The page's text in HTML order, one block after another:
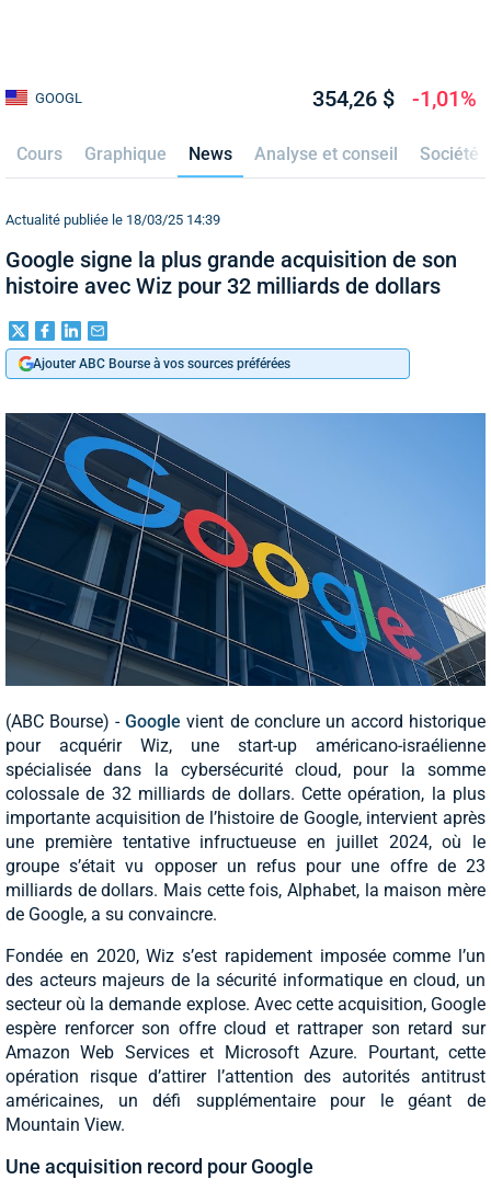
GOOGL 354,26 $ -1,01%
Cours Graphique News Analyse et conseil Société
Actualité publiée le 18/03/25 14:39
Google signe la plus grande acquisition de son
histoire avec Wiz pour 32 milliards de dollars
Ajouter ABC Bourse à vos sources préférées
(ABC Bourse) -Googlevient de conclure un accord historique
pour acquérir Wiz, une start-up américano-israélienne
spécialisée dans la cybersécurité cloud, pour la somme
colossale de 32 milliards de dollars. Cette opération, la plus
importante acquisition de l’histoire de Google, intervient après
une première tentative infructueuse en juillet 2024, où le
groupe s’était vu opposer un refus pour une offre de 23
milliards de dollars. Mais cette fois, Alphabet, la maison mère
de Google, a su convaincre.
Fondée en 2020, Wiz s’est rapidement imposée comme l’un
des acteurs majeurs de la sécurité informatique en cloud, un
secteur où la demande explose. Avec cette acquisition, Google
espère renforcer son offre cloud et rattraper son retard sur
Amazon Web Services et Microsoft Azure. Pourtant, cette
opération risque d’attirer l’attention des autorités antitrust
américaines, un défi supplémentaire pour le géant de
Mountain View.
Une acquisition record pour Google